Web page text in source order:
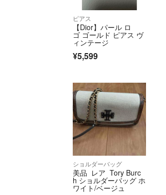
ピアス
【Dior】パール ロ
ゴ ゴールド ピアス ヴ
ィンテージ
¥5,599
ショルダーバッグ
美品 レア Tory Burc
h ショルダーバッグ ホ
ワイト/ベージュ